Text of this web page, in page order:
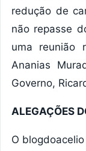
redução de
não repasse
uma reunião
Ananias
Governo,
ALEGAÇÕES
O